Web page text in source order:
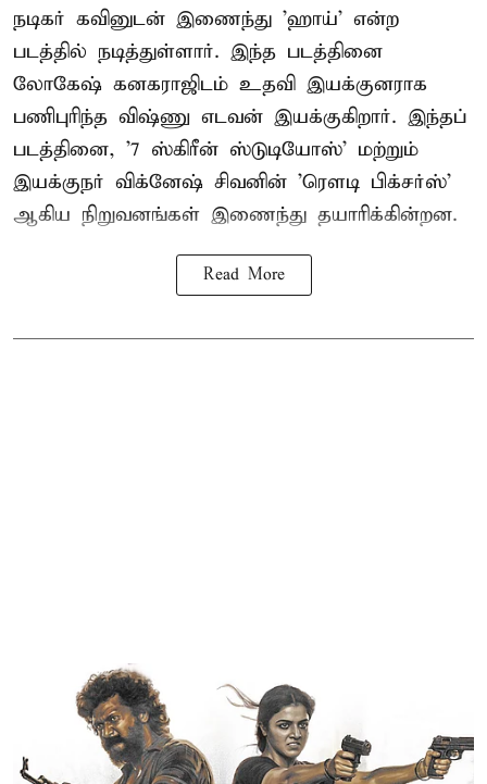
நடிகர் கவினுடன் இணைந்து 'ஹாய்' என்ற
படத்தில் நடித்துள்ளார். இந்த படத்தினை
லோகேஷ் கனகராஜிடம் உதவி இயக்குனராக
பணிபுரிந்த விஷ்ணு எடவன் இயக்குகிறார். இந்தப்
படத்தினை, '7 ஸ்கிரீன் ஸ்டுடியோஸ்' மற்றும்
இயக்குநர் விக்னேஷ் சிவனின் 'ரௌடி பிக்சர்ஸ்'
ஆகிய நிறுவனங்கள் இணைந்து தயாரிக்கின்றன.
Read More